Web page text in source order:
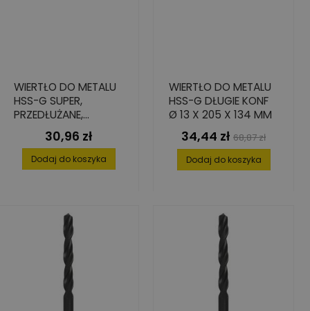
WIERTŁO DO METALU
HSS-G SUPER,
PRZEDŁUŻANE,
10,0X121/184
Cena
30,96 zł
Dodaj do koszyka
WIERTŁO DO METALU
HSS-G DŁUGIE KONF
Ø 13 X 205 X 134 MM
Cena
34,44 zł Cena
podstawowa
68,87 zł
Dodaj do koszyka